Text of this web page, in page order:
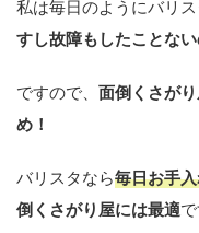
私は毎日のようにバリス
すし故障もしたことな
ですので、 面倒くさが
め！
バリスタなら毎日お手
倒くさがり屋には最適で